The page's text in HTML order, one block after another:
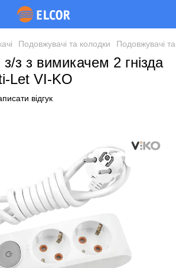
Подовжувачі та колодки Подовжувачі
з з вимикачем 2 гнізда
Let VI-KO
відгук